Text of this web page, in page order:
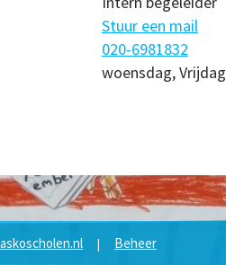
Stuur een mail
020-6981832
woensdag, Vrijdag
| Beheer